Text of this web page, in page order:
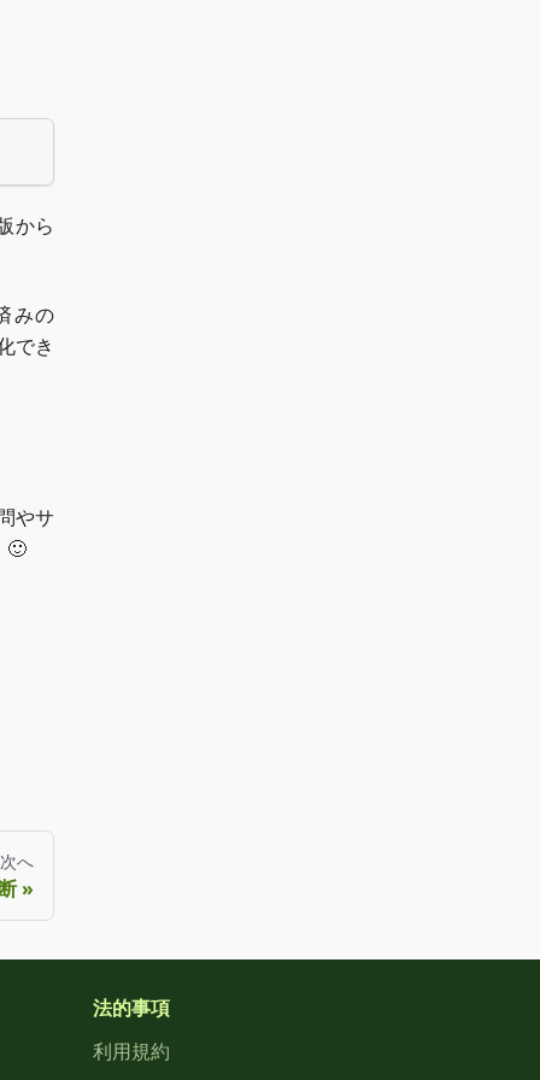
から
みの
でき
やサ
🙂
次へ
法的事項
利用規約